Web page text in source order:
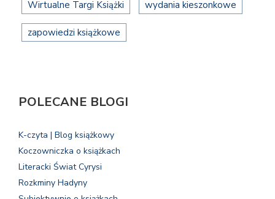
Wirtualne Targi Książki wydania kieszonkowe
zapowiedzi książkowe
POLECANE BLOGI
K-czyta | Blog książkowy
Koczowniczka o książkach
Literacki Świat Cyrysi
Rozkminy Hadyny